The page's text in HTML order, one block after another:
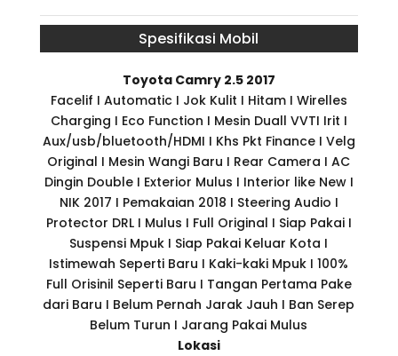
Spesifikasi Mobil
Toyota Camry 2.5 2017
Facelif I Automatic I Jok Kulit I Hitam I Wirelles
Charging I Eco Function I Mesin Duall VVTI Irit I
Aux/usb/bluetooth/HDMI I Khs Pkt Finance I Velg
Original I Mesin Wangi Baru I Rear Camera I AC
Dingin Double I Exterior Mulus I Interior like New I
NIK 2017 I Pemakaian 2018 I Steering Audio I
Protector DRL I Mulus I Full Original I Siap Pakai I
Suspensi Mpuk I Siap Pakai Keluar Kota I
Istimewah Seperti Baru I Kaki-kaki Mpuk I 100%
Full Orisinil Seperti Baru I Tangan Pertama Pake
dari Baru I Belum Pernah Jarak Jauh I Ban Serep
Belum Turun I Jarang Pakai Mulus
Lokasi